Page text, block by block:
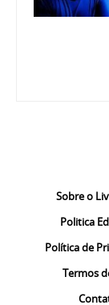
Sobre o
Politica
Política de
Termos